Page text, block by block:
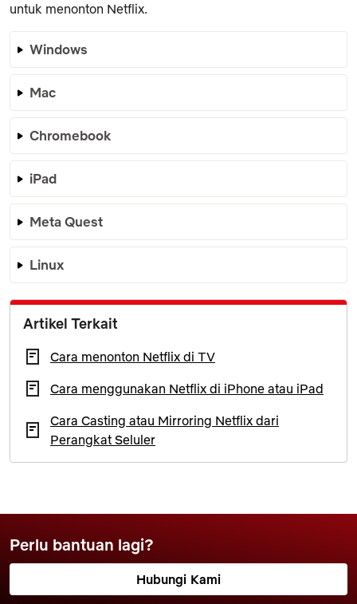
untuk menonton Netflix.
Windows
Mac
Chromebook
iPad
Meta Quest
Linux
Artikel Terkait
Cara menonton Netflix di TV
Cara menggunakan Netflix di iPhone atau iPad
Cara Casting atau Mirroring Netflix dari
Perangkat Seluler
Perlu bantuan lagi?
Hubungi Kami